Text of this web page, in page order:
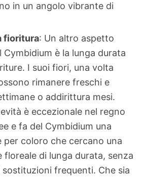
in un angolo vibrante di
fioritura: Un altro aspetto
Cymbidium è la lunga durata
I suoi fiori, una volta
rimanere freschi e
o addirittura mesi.
è eccezionale nel regno
e fa del Cymbidium una
per coloro che cercano una
floreale di lunga durata, senza
sostituzioni frequenti. Che sia